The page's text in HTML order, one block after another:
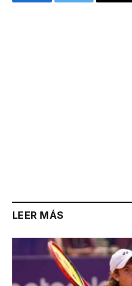
LEER MÁS